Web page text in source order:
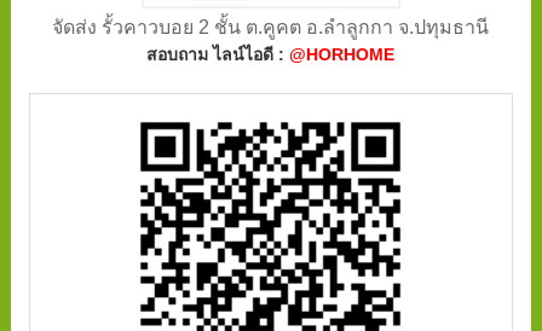
จัดส่ง รั้วคาวบอย 2 ชั้น ต.คูคต อ.ลำลูกกา จ.ปทุมธานี
สอบถาม ไลน์ไอดี :@HORHOME